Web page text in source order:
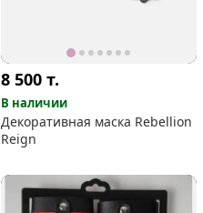
8 500т.
В наличии
Декоративная маска Rebellion
Reign